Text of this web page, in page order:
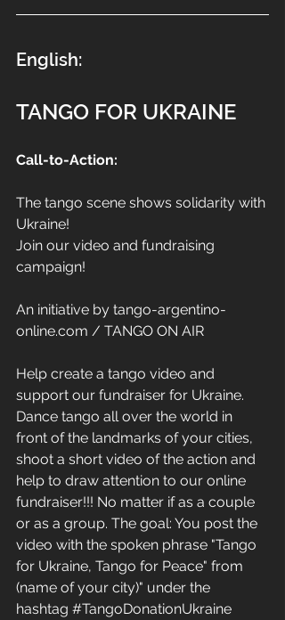
English:
TANGO FOR UKRAINE
Call-to-Action:
The tango scene shows solidarity with
Ukraine!
Join our video and fundraising
campaign!
An initiative by tango-argentino-
online.com / TANGO ON AIR
Help create a tango video and
support our fundraiser for Ukraine.
Dance tango all over the world in
front of the landmarks of your cities,
shoot a short video of the action and
help to draw attention to our online
fundraiser!!! No matter if as a couple
or as a group. The goal: You post the
video with the spoken phrase "Tango
for Ukraine, Tango for Peace" from
(name of your city)" under the
hashtag #TangoDonationUkraine